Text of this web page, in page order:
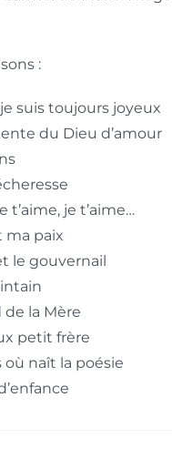
:
suis toujours joyeux
du Dieu d’amour
t’aime, je t’aime…
ma paix
le gouvernail
de la Mère
petit frère
où naît la poésie